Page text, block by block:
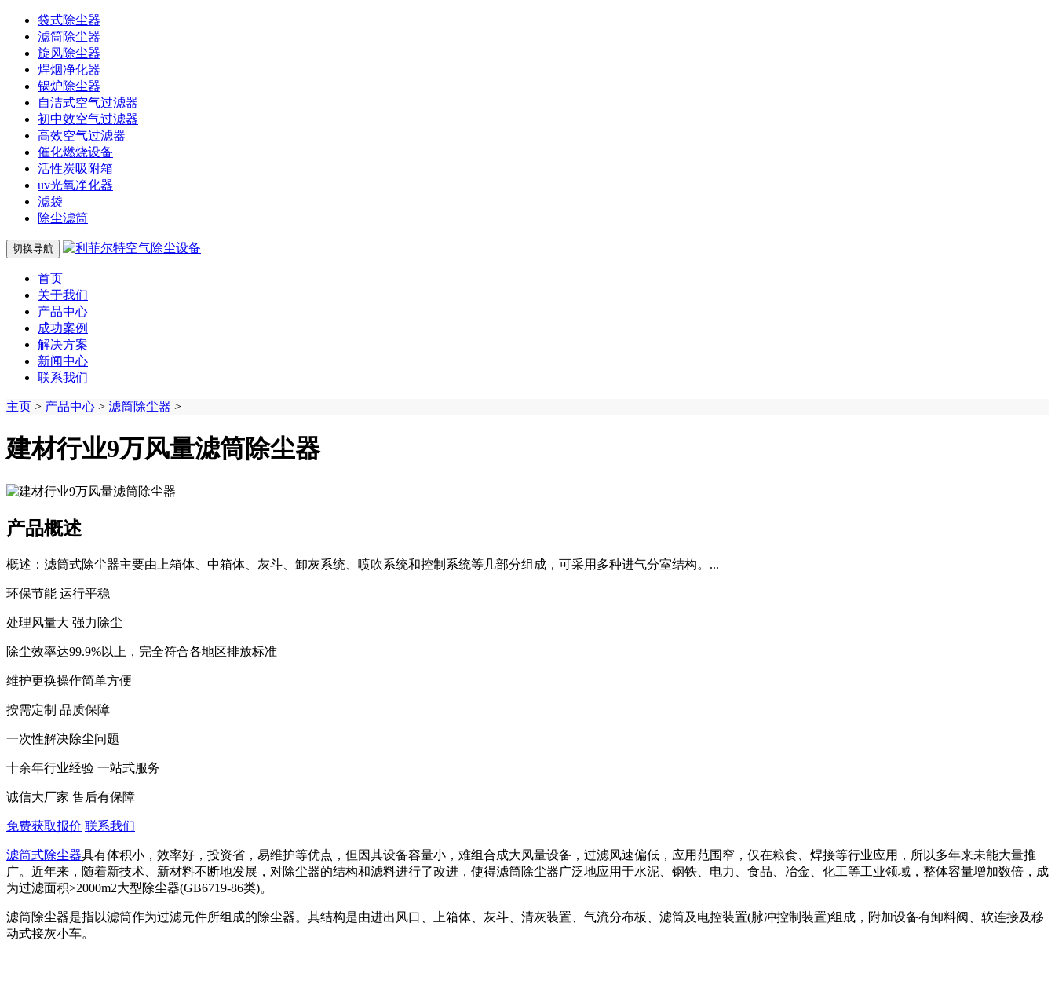
袋式除尘器
滤筒除尘器
旋风除尘器
焊烟净化器
锅炉除尘器
自洁式空气过滤器
初中效空气过滤器
高效空气过滤器
催化燃烧设备
活性炭吸附箱
uv光氧净化器
滤袋
除尘滤筒
切换导航
首页
关于我们
产品中心
成功案例
解决方案
新闻中心
联系我们
主页 > 产品中心 > 滤筒除尘器 >
建材行业9万风量滤筒除尘器
产品概述
概述：滤筒式除尘器主要由上箱体、中箱体、灰斗、卸灰系统、喷吹系统和控制系统等几部分组成，可采用多种进气分室结构。...
环保节能 运行平稳
处理风量大 强力除尘
除尘效率达99.9%以上，完全符合各地区排放标准
维护更换操作简单方便
按需定制 品质保障
一次性解决除尘问题
十余年行业经验 一站式服务
诚信大厂家 售后有保障
免费获取报价 联系我们
滤筒式除尘器具有体积小，效率好，投资省，易维护等优点，但因其设备容量小，难组合成大风量设备，过滤风速偏低，应用范围窄，仅在粮食、焊接等行业应用，所以多年来未能大量推
广。近年来，随着新技术、新材料不断地发展，对除尘器的结构和滤料进行了改进，使得滤筒除尘器广泛地应用于水泥、钢铁、电力、食品、冶金、化工等工业领域，整体容量增加数倍，成
为过滤面积>2000m2大型除尘器(GB6719-86类)。
滤筒除尘器是指以滤筒作为过滤元件所组成的除尘器。其结构是由进出风口、上箱体、灰斗、清灰装置、气流分布板、滤筒及电控装置(脉冲控制装置)组成，附加设备有卸料阀、软连接及移
动式接灰小车。